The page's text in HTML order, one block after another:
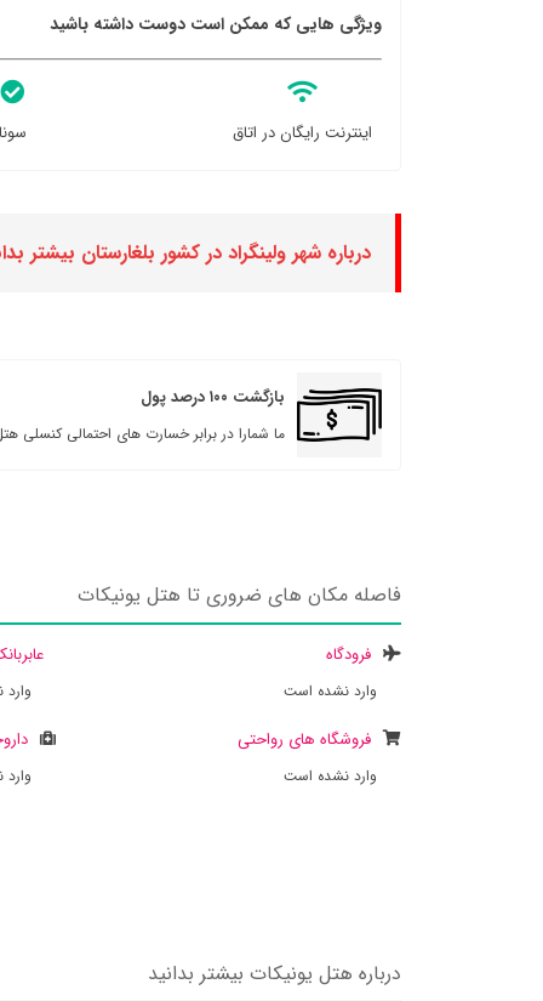
ویژگی هایی که ممکن است دوست داشته باشید
اینترنت رایگان در اتاق
درباره شهر ولینگراد در کشور بلغارستان بیشتر
بازگشت ۱۰۰ درصد پول
ما شمارا در برابر خسارت های احتمالی کنسلی
فاصله مکان های ضروری تا هتل یونیکات
فرودگاه
وارد نشده است
فروشگاه های رواحتی
وارد نشده است
درباره هتل یونیکات بیشتر بدانید